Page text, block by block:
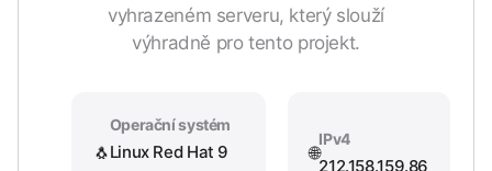
vyhrazeném serveru, který slouží
výhradně pro tento projekt.
🐧
Operační systém
Linux Red Hat 9
🌐
IPv4
212.158.159.86